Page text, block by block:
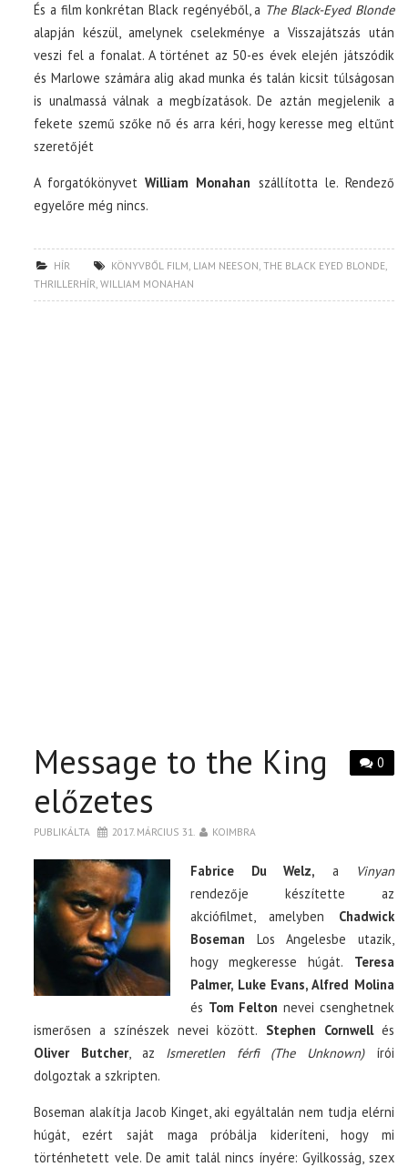
És a film konkrétan Black regényéből, a The Black-Eyed Blonde
alapján készül, amelynek cselekménye a Visszajátszás után
veszi fel a fonalat. A történet az 50-es évek elején játszódik
és Marlowe számára alig akad munka és talán kicsit túlságosan
is unalmassá válnak a megbízatások. De aztán megjelenik a
fekete szemű szőke nő és arra kéri, hogy keresse meg eltűnt
szeretőjét
A forgatókönyvetWilliam Monahan szállította le. Rendező
egyelőre még nincs.
HÍR KÖNYVBŐL FILM, LIAM NEESON,THE BLACK EYED BLONDE,
THRILLERHÍR,WILLIAM MONAHAN
0
Message to the King
előzetes
PUBLIKÁLTA 2017. MÁRCIUS 31. KOIMBRA
Fabrice Du Welz, a Vinyan
rendezője készítette az
akciófilmet, amelyben Chadwick
Boseman Los Angelesbe utazik,
hogy megkeresse húgát. Teresa
Palmer, Luke Evans, Alfred Molina
és Tom Felton nevei csenghetnek
ismerősen a színészek nevei között. Stephen Cornwellés
Oliver Butcher, az Ismeretlen férfi (The Unknown)írói
dolgoztak a szkripten.
Boseman alakítja Jacob Kinget, aki egyáltalán nem tudja elérni
húgát, ezért saját maga próbálja kideríteni, hogy mi
történhetett vele. De amit talál nincs ínyére: Gyilkosság, szex